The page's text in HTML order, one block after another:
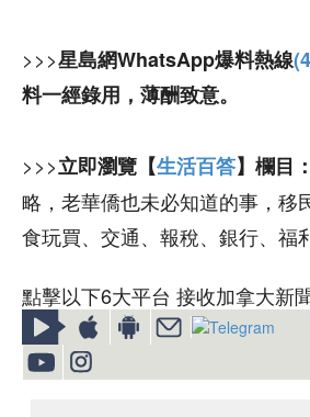
>>>星島網WhatsApp爆料熱線
料一經錄用，薄酬致意。
>>>立即瀏覽【生活百答】欄目：
略，老華僑也未必知道的事，移
食玩買、交通、報稅、銀行、福
點擊以下6大平台 接收加拿大新